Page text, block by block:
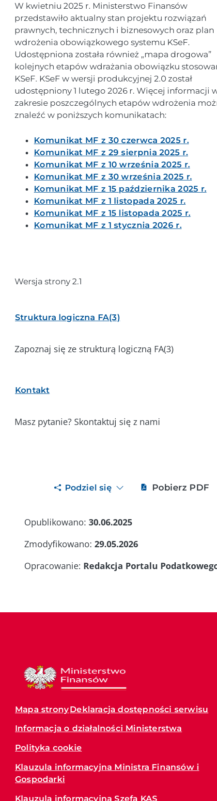
W kwietniu 2025 r. Ministerstwo Finansów
przedstawiło aktualny stan projektu rozwiązań
prawnych, technicznych i biznesowych oraz plan
wdrożenia obowiązkowego systemu KSeF.
Udostępniona została również „mapa drogowa”
kolejnych etapów wdrażania obowiązku
KSeF. KSeF w wersji produkcyjnej 2.0 został
udostępniony 1 lutego 2026 r. Więcej informacji
zakresie poszczególnych etapów wdrożenia
znaleźć w poniższych komunikatach:
Komunikat MF z 30 czerwca 2025 r.
Komunikat MF z 29 sierpnia 2025 r.
Komunikat MF z 10 września 2025 r.
Komunikat MF z 30 września 2025 r.
Komunikat MF z 15 października 2025 r.
Komunikat MF z 1 listopada 2025 r.
Komunikat MF z 15 listopada 2025 r.
Komunikat MF z 1 stycznia 2026 r.
Wersja strony 2.1
Struktura logiczna FA(3)
Zapoznaj się ze strukturą logiczną FA(3)
Kontakt
Masz pytanie? Skontaktuj się z nami
Podziel się Pobierz PDF
Opublikowano: 30.06.2025
Zmodyfikowano: 29.05.2026
Opracowanie: Redakcja Portalu
Mapa stronyDeklaracja dostępności serwisu
Informacja o działalności Ministerstwa
Polityka cookie
Klauzula informacyjna Ministra Finansów i
Gospodarki
Klauzula informacyjna Szefa KAS